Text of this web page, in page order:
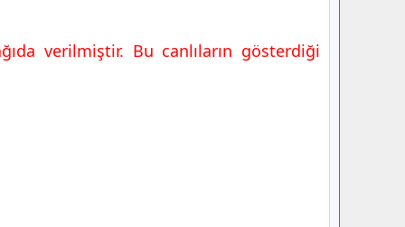
verilmiştir. Bu canlıların gösterdiği